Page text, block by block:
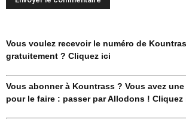
Vous voulez recevoir le numéro de
gratuitement ? Cliquez ici
Vous abonner à Kountrass ? Vous avez
pour le faire : passer par Allodons ! Cliquez